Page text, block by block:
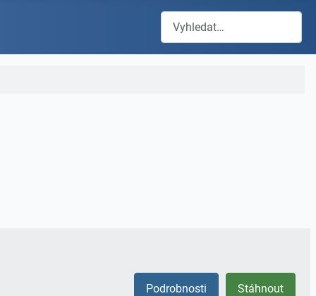
Hledat
Stáhnout
Podrobnosti